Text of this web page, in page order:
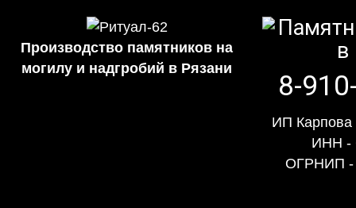
Производство памятников на
могилу и надгробий в Рязани
8-
ИП Карпова
ИНН -
ОГРНИП -